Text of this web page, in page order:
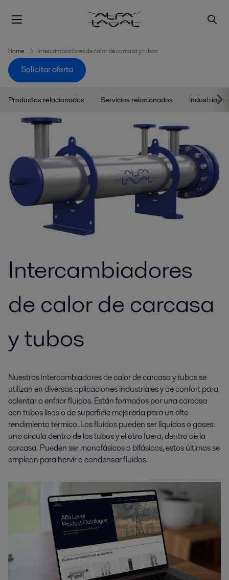
Home Intercambiadores de calor de carcasa y tubos
Solicitar oferta
Productos relacionados Servicios relacionados Industrias
Intercambiadores
de calor de carcasa
y tubos
Nuestros intercambiadores de calor de carcasa y tubos se
utilizan en diversas aplicaciones industriales y de confort para
calentar o enfriar fluidos. Están formados por una carcasa
con tubos lisos o de superficie mejorada para un alto
rendimiento térmico. Los fluidos pueden ser líquidos o gases:
uno circula dentro de los tubos y el otro fuera, dentro de la
carcasa. Pueden ser monofásicos o bifásicos, estos últimos se
emplean para hervir o condensar fluidos.